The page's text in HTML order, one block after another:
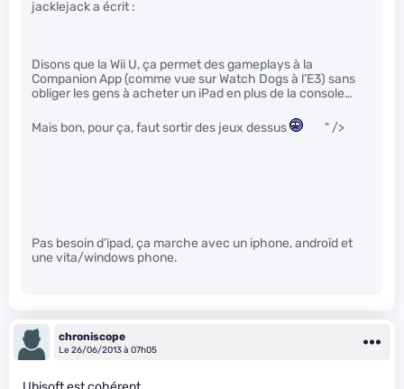
jacklejack a écrit :
Disons que la Wii U, ça permet des gameplays à la
Companion App (comme vue sur Watch Dogs à l’E3) sans
obliger les gens à acheter un iPad en plus de la console…
Mais bon, pour ça, faut sortir des jeux dessus " />
Pas besoin d’ipad, ça marche avec un iphone, androïd et
une vita/windows phone.
chroniscope
Le 26/06/2013 à 07h05